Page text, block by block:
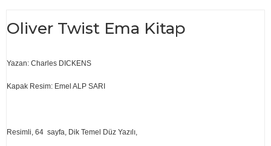
Oliver Twist Ema Kitap
Yazan: Charles DICKENS
Kapak Resim: Emel ALP SARI
Resimli, 64 sayfa, Dik Temel Düz Yazılı,